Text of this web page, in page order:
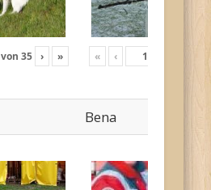
von 35 › » « ‹ ›
Bena